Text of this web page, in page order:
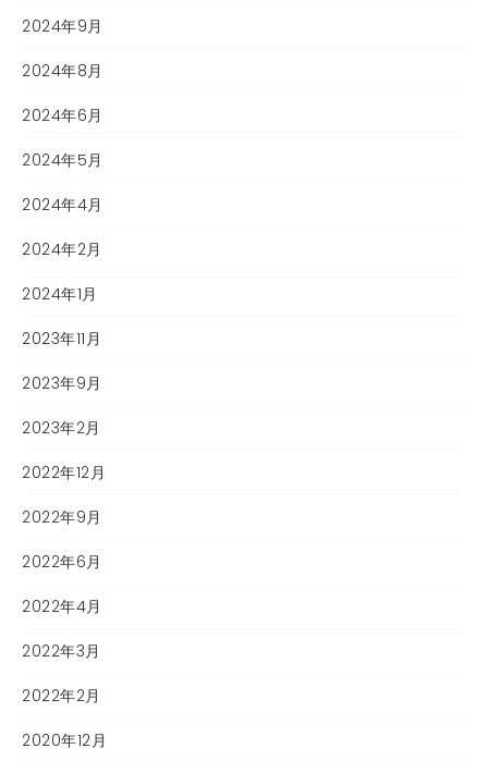
2024年9月
2024年8月
2024年6月
2024年5月
2024年4月
2024年2月
2024年1月
2023年11月
2023年9月
2023年2月
2022年12月
2022年9月
2022年6月
2022年4月
2022年3月
2022年2月
2020年12月